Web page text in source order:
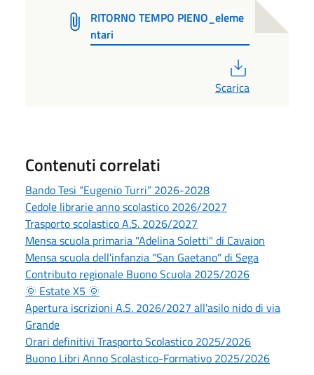
RITORNO TEMPO PIENO_eleme
ntari
Scarica
Contenuti correlati
Bando Tesi “Eugenio Turri” 2026-2028
Cedole librarie anno scolastico 2026/2027
Trasporto scolastico A.S. 2026/2027
Mensa scuola primaria "Adelina Soletti" di Cavaion
Mensa scuola dell'infanzia "San Gaetano" di Sega
Contributo regionale Buono Scuola 2025/2026
🌞 Estate X5 🌞
Apertura iscrizioni A.S. 2026/2027 all'asilo nido di via
Grande
Orari definitivi Trasporto Scolastico 2025/2026
Buono Libri Anno Scolastico-Formativo 2025/2026